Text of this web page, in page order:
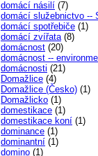
domácí násilí (7)
domácí služebnictvo --
domácí spotřebiče (1)
domácí zvířata(8)
domácnost (20)
domácnost --
domácnosti (21)
Domažlice (4)
Domažlice (Česko) (1)
Domažlicko (1)
domestikace (1)
domestikace koní (1)
dominance (1)
dominantní (1)
domino (1)